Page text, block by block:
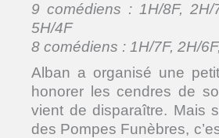
9 comédiens : 1H/8F, 2H/
5H/4F
8 comédiens : 1H/7F, 2H/
Alban a organisé une
honorer les cendres de
vient de disparaître. Mais
des Pompes Funèbres,